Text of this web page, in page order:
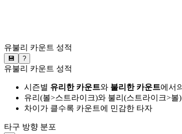
유불리 카운트 성적
💾 ?
유불리 카운트 성적
시즌별 유리한 카운트와 불리한 카운트에서
유리(볼>스트라이크)와 불리(스트라이크>볼)
차이가 클수록 카운트에 민감한 타자
타구 방향 분포